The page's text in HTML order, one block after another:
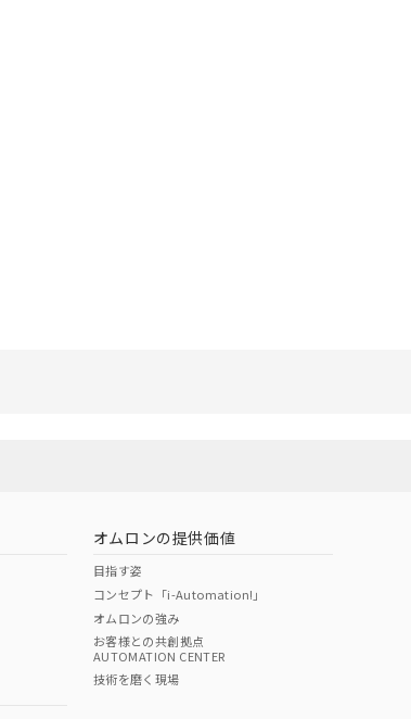
オムロンの提供価値
目指す姿
コンセプト「i-Automation!」
オムロンの強み
お客様との共創拠点
AUTOMATION CENTER
技術を磨く現場